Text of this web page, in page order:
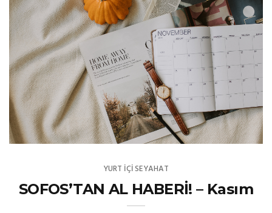
YURT İÇİ SEYAHAT
SOFOS’TAN AL HABERİ! – Kasım